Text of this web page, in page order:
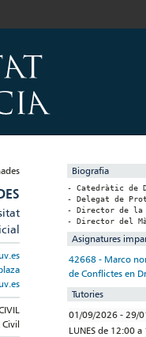
Biografia
- Catedràtic de
- Delegat de
- Director de la
- Director del
Asignatures
42668 - Marco
de Conflictes en
Tutories
01/09/2026 - 29/
LUNES de 12:00 a